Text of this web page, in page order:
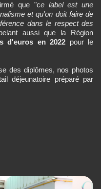
que "ce label est une
et qu'on doit faire de
dans le respect des
aussi que la Région
d'euros en 2022 pour le
des diplômes, nos photos
déjeunatoire préparé par